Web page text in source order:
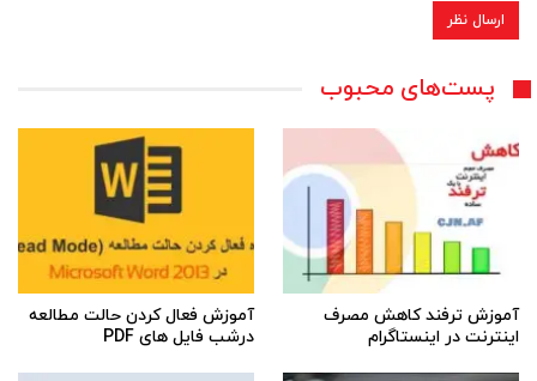
پست‌های محبوب
آموزش ترفند کاهش مصرف
اینترنت در اینستاگرام
آموزش فعال کردن حالت مطالعه
درشب فایل های PDF